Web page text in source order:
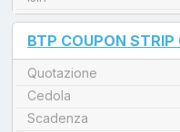
unread messages
BTP COUPON
Quotazione
Cedola
Scadenza